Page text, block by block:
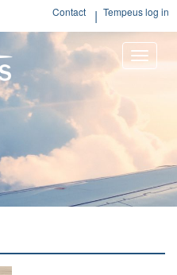
Contact Tempeus log in
Toggle